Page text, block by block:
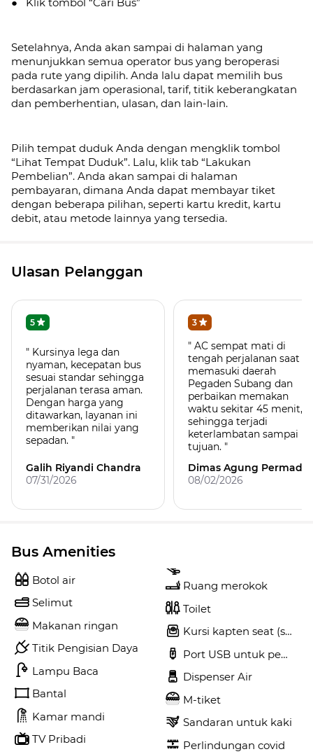
Setelahnya, Anda akan sampai di halaman yang
menunjukkan semua operator bus yang beroperasi
pada rute yang dipilih. Anda lalu dapat memilih bus
berdasarkan jam operasional, tarif, titik keberangkatan
dan pemberhentian, ulasan, dan lain-lain.
Pilih tempat duduk Anda dengan mengklik tombol
“Lihat Tempat Duduk”. Lalu, klik tab “Lakukan
Pembelian”. Anda akan sampai di halaman
pembayaran, dimana Anda dapat membayar tiket
dengan beberapa pilihan, seperti kartu kredit, kartu
debit, atau metode lainnya yang tersedia.
Ulasan Pelanggan
5
" Kursinya lega dan
nyaman, kecepatan bus
sesuai standar sehingga
perjalanan terasa aman.
Dengan harga yang
ditawarkan, layanan ini
memberikan nilai yang
sepadan. "
Galih Riyandi Chandra
07/31/2026
3
" AC sempat mati di
tengah perjalanan saat
memasuki daerah
Pegaden Subang dan
perbaikan memakan
waktu sekitar 45 menit,
sehingga terjadi
keterlambatan sampai
tujuan. "
Dimas Agung Permadi
08/02/2026
Bus Amenities
Botol air
Selimut
Makanan ringan
Titik Pengisian Daya
Lampu Baca
Bantal
Kamar mandi
TV Pribadi
Ruang merokok
Toilet
Kursi kapten seat
Port USB untuk pengisi
Dispenser Air
M-tiket
Sandaran untuk kaki
Perlindungan covid